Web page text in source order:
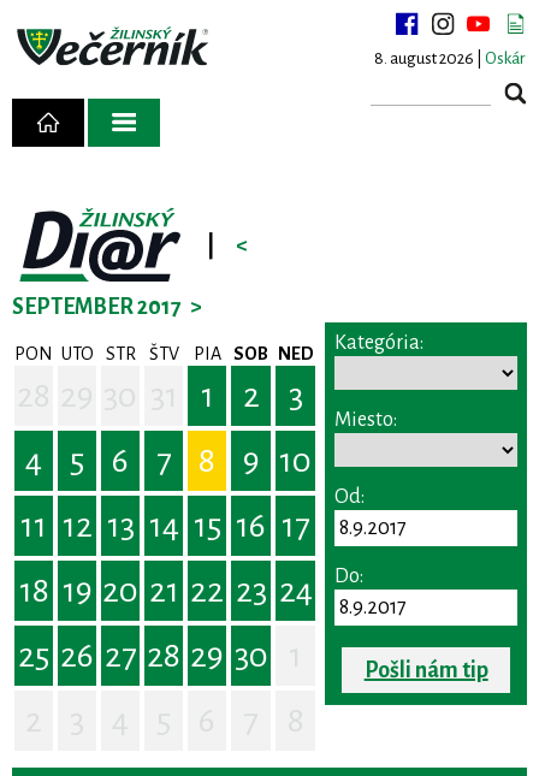
8. august 2026 | Oskár
<
SEPTEMBER 2017 >
PON UTO STR ŠTV PIA SOB NED
1 2
3
4
5 6 7 8 9 10
11 12 13 14 15 16 17
18 19 20 21 22 23 24
25 26 27 28 29 30
Kategória:
Miesto:
Od:
Do:
Pošli nám tip